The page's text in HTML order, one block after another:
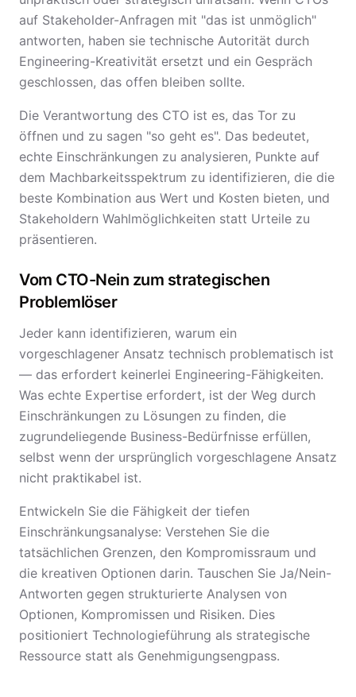
auf Stakeholder-Anfragen mit "das ist unmöglich"
antworten, haben sie technische Autorität durch
Engineering-Kreativität ersetzt und ein Gespräch
geschlossen, das offen bleiben sollte.
Die Verantwortung des CTO ist es, das Tor zu
öffnen und zu sagen "so geht es". Das bedeutet,
echte Einschränkungen zu analysieren, Punkte auf
dem Machbarkeitsspektrum zu identifizieren, die die
beste Kombination aus Wert und Kosten bieten, und
Stakeholdern Wahlmöglichkeiten statt Urteile zu
präsentieren.
Vom CTO-Nein zum strategischen
Problemlöser
Jeder kann identifizieren, warum ein
vorgeschlagener Ansatz technisch problematisch ist
— das erfordert keinerlei Engineering-Fähigkeiten.
Was echte Expertise erfordert, ist der Weg durch
Einschränkungen zu Lösungen zu finden, die
zugrundeliegende Business-Bedürfnisse erfüllen,
selbst wenn der ursprünglich vorgeschlagene Ansatz
nicht praktikabel ist.
Entwickeln Sie die Fähigkeit der tiefen
Einschränkungsanalyse: Verstehen Sie die
tatsächlichen Grenzen, den Kompromissraum und
die kreativen Optionen darin. Tauschen Sie Ja/Nein-
Antworten gegen strukturierte Analysen von
Optionen, Kompromissen und Risiken. Dies
positioniert Technologieführung als strategische
Ressource statt als Genehmigungsengpass.